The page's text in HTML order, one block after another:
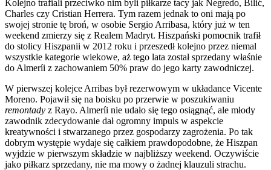
Kolejno trafiali przeciwko nim byli piłkarze tacy jak Negredo, Bilić,
Charles czy Cristian Herrera. Tym razem jednak to oni mają po
swojej stronie tę broń, w osobie Sergio Arribasa, który już w ten
weekend zmierzy się z Realem Madryt. Hiszpański pomocnik trafił
do stolicy Hiszpanii w 2012 roku i przeszedł kolejno przez niemal
wszystkie kategorie wiekowe, aż tego lata został sprzedany właśnie
do Almeríi z zachowaniem 50% praw do jego karty zawodniczej.
W pierwszej kolejce Arribas był rezerwowym w układance Vicente
Moreno. Pojawił się na boisku po przerwie w poszukiwaniu
remontady z Rayo. Almeríi nie udało się tego osiągnąć, ale młody
zawodnik zdecydowanie dał ogromny impuls w aspekcie
kreatywności i stwarzanego przez gospodarzy zagrożenia. Po tak
dobrym występie wydaje się całkiem prawdopodobne, że Hiszpan
wyjdzie w pierwszym składzie w najbliższy weekend. Oczywiście
jako piłkarz sprzedany, nie ma mowy o żadnej klauzuli strachu.